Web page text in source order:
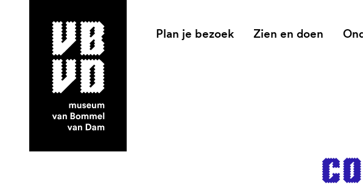
museum van Bommel van Dam
Plan je bezoek Zien en doen